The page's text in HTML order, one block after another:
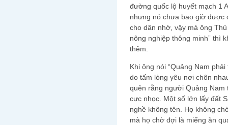
đường quốc lộ huyết mạch 1
nhưng nó chưa bao giờ được
cho dân nhờ, vậy mà ông
nông nghiệp thông minh” thì
thêm.
Khi ông nói “Quảng Nam
do tấm lòng yêu nơi chôn
quên rằng người Quảng Nam
cực nhọc. Một số lớn lấy đất
nghề không tên. Họ không
mà họ chờ đợi là miếng ăn